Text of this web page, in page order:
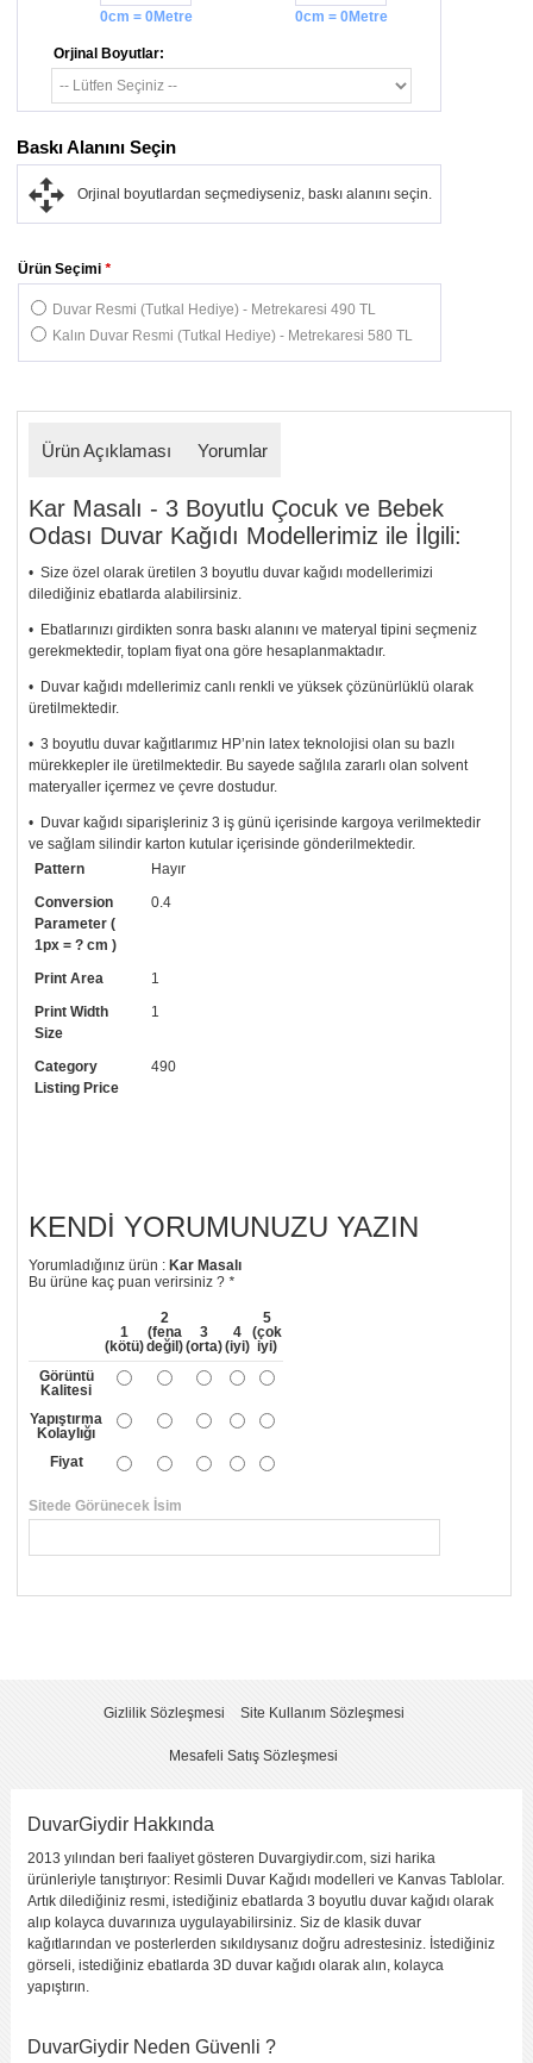
0cm = 0Metre
0cm = 0Metre
Orjinal Boyutlar:
*
Ürün Seçimi
Duvar Resmi (Tutkal Hediye) - Metrekaresi 490 TL
Kalın Duvar Resmi (Tutkal Hediye) - Metrekaresi 580 TL
Baskı Alanını Seçin
Orjinal boyutlardan seçmediyseniz, baskı alanını seçin.
Ürün Açıklaması Yorumlar
Kar Masalı - 3 Boyutlu Çocuk ve Bebek
Odası Duvar Kağıdı Modellerimiz ile İlgili:
• Size özel olarak üretilen 3 boyutlu duvar kağıdı modellerimizi
dilediğiniz ebatlarda alabilirsiniz.
• Ebatlarınızı girdikten sonra baskı alanını ve materyal tipini seçmeniz
gerekmektedir, toplam fiyat ona göre hesaplanmaktadır.
• Duvar kağıdı mdellerimiz canlı renkli ve yüksek çözünürlüklü olarak
üretilmektedir.
• 3 boyutlu duvar kağıtlarımız HP’nin latex teknolojisi olan su bazlı
mürekkepler ile üretilmektedir. Bu sayede sağlıla zararlı olan solvent
materyaller içermez ve çevre dostudur.
• Duvar kağıdı siparişleriniz 3 iş günü içerisinde kargoya verilmektedir
ve sağlam silindir karton kutular içerisinde gönderilmektedir.
• Tutkalınız, siparişiniz ile birlikte ücretsiz olarak gönderilecektir.
Uygulaması standart duvar kağıdı ile aynıdır. Siparişiniz ile birlikte
uygulama kılavuzu da gönderilecektir.
arayıp talebinizi iletebilirsiniz.
• Görselde düzenleme yaptırmak istiyorsanız yine bize telefon
numaramızdan ulaşabilirsiniz.
Pattern
Hayır
Conversion
Parameter (
1px = ? cm )
0.4
Print Area
1
Print Width
Size
1
Category
Listing Price
490
KENDI YORUMUNUZU YAZIN
Yorumladığınız ürün : Kar Masalı
Bu ürüne kaç puan verirsiniz ?*
1
(kötü)
2
(fena
değil)
3
(orta)
4
(iyi)
5
(çok
iyi)
Görüntü
Kalitesi
Yapıştırma
Kolaylığı
Fiyat
Sitede Görünecek İsim
Yorumu Gönder
Gizlilik Sözleşmesi Site Kullanım Sözleşmesi
Mesafeli Satış Sözleşmesi
DuvarGiydir Hakkında
2013 yılından beri faaliyet gösteren Duvargiydir.com, sizi harika
ürünleriyle tanıştırıyor: Resimli Duvar Kağıdı modelleri ve Kanvas Tablolar.
Artık dilediğiniz resmi, istediğiniz ebatlarda 3 boyutlu duvar kağıdı olarak
alıp kolayca duvarınıza uygulayabilirsiniz. Siz de klasik duvar
kağıtlarından ve posterlerden sıkıldıysanız doğru adrestesiniz. İstediğiniz
görseli, istediğiniz ebatlarda 3D duvar kağıdı olarak alın, kolayca
yapıştırın.
DuvarGiydir Neden Güvenli ?